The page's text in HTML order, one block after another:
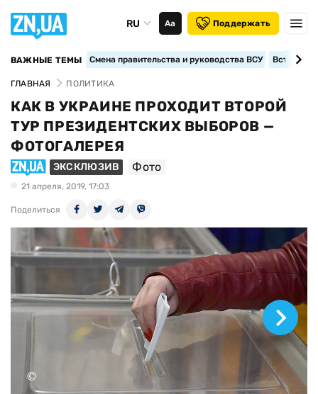
RU Аа Поддержать
ВАЖНЫЕ ТЕМЫ Смена правительства и руководства ВСУ
ГЛАВНАЯ ПОЛИТИКА
КАК В УКРАИНЕ ПРОХОДИТ ВТОРОЙ
ТУР ПРЕЗИДЕНТСКИХ ВЫБОРОВ —
ФОТОГАЛЕРЕЯ
ЭКСКЛЮЗИВ Фото
21 апреля, 2019, 17:03
Поделиться
©